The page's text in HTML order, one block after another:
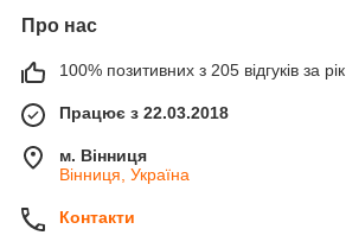
Про нас
100% позитивних з 205 відгуків за рік
Працює з 22.03.2018
м. Вінниця
Вінниця, Україна
Контакти